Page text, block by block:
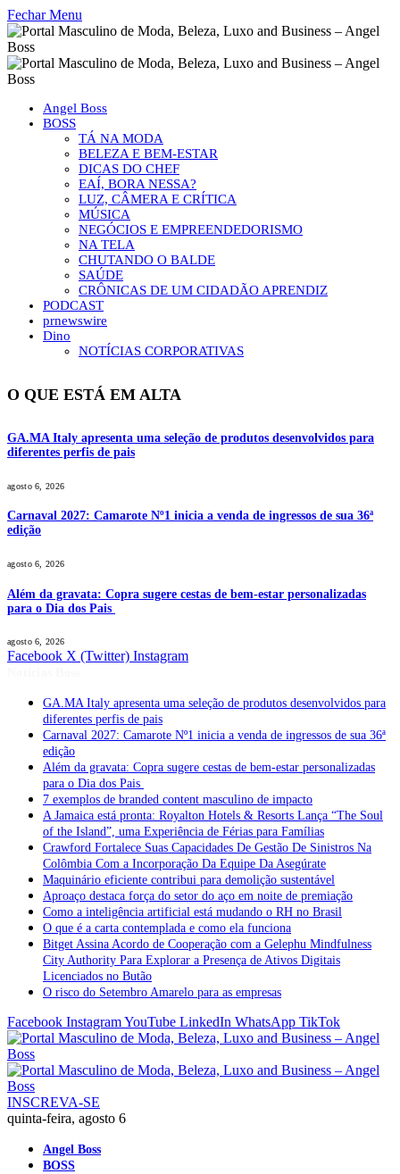
Fechar Menu
Angel Boss
BOSS
TÁ NA MODA
BELEZA E BEM-ESTAR
DICAS DO CHEF
EAÍ, BORA NESSA?
LUZ, CÂMERA E CRÍTICA
MÚSICA
NEGÓCIOS E EMPREENDEDORISMO
NA TELA
CHUTANDO O BALDE
SAÚDE
CRÔNICAS DE UM CIDADÃO APRENDIZ
PODCAST
prnewswire
Dino
NOTÍCIAS CORPORATIVAS
O QUE ESTÁ EM ALTA
GA.MA Italy apresenta uma seleção de produtos desenvolvidos para
diferentes perfis de pais
agosto 6, 2026
Carnaval 2027: Camarote Nº1 inicia a venda de ingressos de sua 36ª
edição
agosto 6, 2026
Além da gravata: Copra sugere cestas de bem-estar personalizadas
para o Dia dos Pais
agosto 6, 2026
Facebook X (Twitter) Instagram
GA.MA Italy apresenta uma seleção de produtos desenvolvidos para
diferentes perfis de pais
Carnaval 2027: Camarote Nº1 inicia a venda de ingressos de sua 36ª
edição
Além da gravata: Copra sugere cestas de bem-estar personalizadas
para o Dia dos Pais
7 exemplos de branded content masculino de impacto
A Jamaica está pronta: Royalton Hotels & Resorts Lança “The Soul
of the Island”, uma Experiência de Férias para Famílias
Crawford Fortalece Suas Capacidades De Gestão De Sinistros Na
Colômbia Com a Incorporação Da Equipe Da Asegúrate
Maquinário eficiente contribui para demolição sustentável
Aproaço destaca força do setor do aço em noite de premiação
Como a inteligência artificial está mudando o RH no Brasil
O que é a carta contemplada e como ela funciona
Bitget Assina Acordo de Cooperação com a Gelephu Mindfulness
City Authority Para Explorar a Presença de Ativos Digitais
Licenciados no Butão
O risco do Setembro Amarelo para as empresas
Facebook InstagramYouTube LinkedIn WhatsApp TikTok
INSCREVA-SE
quinta-feira, agosto 6
Angel Boss
BOSS